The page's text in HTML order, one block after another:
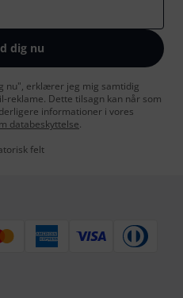
dig nu
nu", erklærer jeg mig samtidig
reklame. Dette tilsagn kan når som
informationer i vores
databeskyttelse.
felt